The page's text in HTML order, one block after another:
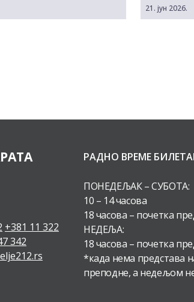
21. јун 2026.
+381 11 322
342
РАДНО ВРЕМЕ
ПОНЕДЕЉАК – СУБОТА:
10 – 14 часова
18 часова – почетка
НЕДЕЉА:
18 часова – почетка
*када нема представа
преподне, а недељом